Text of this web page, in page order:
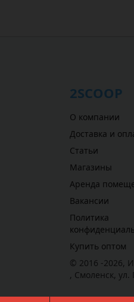
2SCOOP
О компании
Доставка и
Статьи
Магазины
Аренда
Вакансии
Политика
Купить оптом
© 2016 -2026,
, Смоленск, ул.